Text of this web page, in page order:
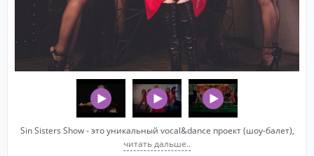
Sin Sisters Show - это уникальный vocal&dance проект (шоу-балет),
читать дальше..